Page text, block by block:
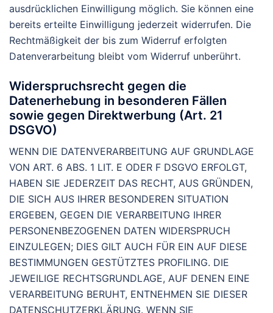
ausdrücklichen Einwilligung möglich. Sie können eine
bereits erteilte Einwilligung jederzeit widerrufen. Die
Rechtmäßigkeit der bis zum Widerruf erfolgten
Datenverarbeitung bleibt vom Widerruf unberührt.
Widerspruchsrecht gegen die
Datenerhebung in besonderen Fällen
sowie gegen Direktwerbung (Art. 21
DSGVO)
WENN DIE DATENVERARBEITUNG AUF GRUNDLAGE
VON ART. 6 ABS. 1 LIT. E ODER F DSGVO ERFOLGT,
HABEN SIE JEDERZEIT DAS RECHT, AUS GRÜNDEN,
DIE SICH AUS IHRER BESONDEREN SITUATION
ERGEBEN, GEGEN DIE VERARBEITUNG IHRER
PERSONENBEZOGENEN DATEN WIDERSPRUCH
EINZULEGEN; DIES GILT AUCH FÜR EIN AUF DIESE
BESTIMMUNGEN GESTÜTZTES PROFILING. DIE
JEWEILIGE RECHTSGRUNDLAGE, AUF DENEN EINE
VERARBEITUNG BERUHT, ENTNEHMEN SIE DIESER
DATENSCHUTZERKLÄRUNG. WENN SIE